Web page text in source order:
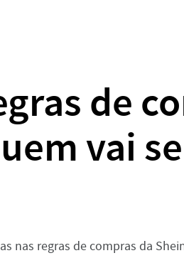
de
vai
nas regras de compras da